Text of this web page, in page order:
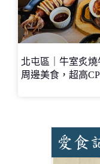
北屯區｜牛室炙
周邊美食，超高